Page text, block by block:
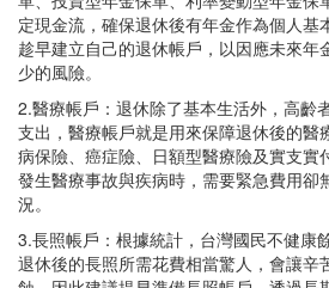
定現金流，確保退休後有年金作為個人基
趁早建立自己的退休帳戶，以因應未來年
少的風險。
2.醫療帳戶：退休除了基本生活外，高齡
支出，醫療帳戶就是用來保障退休後的醫
病保險、癌症險、日額型醫療險及實支實
發生醫療事故與疾病時，需要緊急費用卻
況。
3.長照帳戶：根據統計，台灣國民不健康
退休後的長照所需花費相當驚人，會讓辛